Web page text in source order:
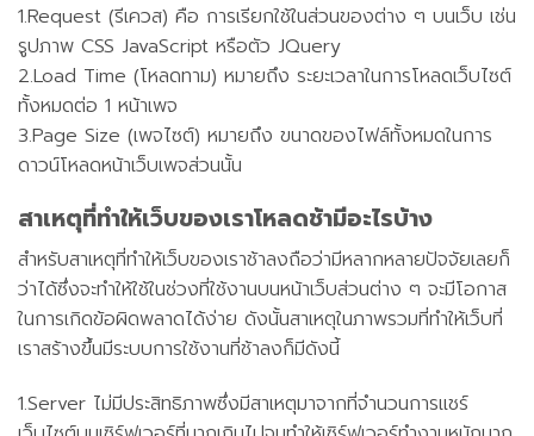
1.Request (รีเควส) คือ การเรียกใช้ในส่วนของต่าง ๆ บนเว็บ เช่น
รูปภาพ CSS JavaScript หรือตัว JQuery
2.Load Time (โหลดทาม) หมายถึง ระยะเวลาในการโหลดเว็บไซต์
ทั้งหมดต่อ 1 หน้าเพจ
3.Page Size (เพจไซต์) หมายถึง ขนาดของไฟล์ทั้งหมดในการ
ดาวน์โหลดหน้าเว็บเพจส่วนนั้น
สาเหตุที่ทำให้เว็บของเราโหลดช้ามีอะไรบ้าง
สำหรับสาเหตุที่ทำให้เว็บของเราช้าลงถือว่ามีหลากหลายปัจจัยเลยก็
ว่าได้ซึ่งจะทำให้ใช้ในช่วงที่ใช้งานบนหน้าเว็บส่วนต่าง ๆ จะมีโอกาส
ในการเกิดข้อผิดพลาดได้ง่าย ดังนั้นสาเหตุในภาพรวมที่ทำให้เว็บที่
เราสร้างขึ้นมีระบบการใช้งานที่ช้าลงก็มีดังนี้
1.Server ไม่มีประสิทธิภาพซึ่งมีสาเหตุมาจากที่จำนวนการแชร์